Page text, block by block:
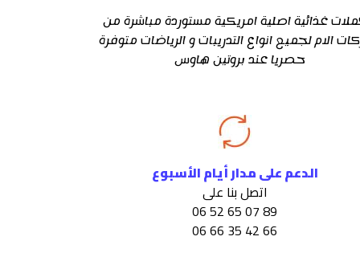
غذائية اصلية امريكية مستوردة مباشرة من
الام لجميع انواع التدريبات و الرياضات متوفرة
حصريا عند بروتين هاوس
الدعم على مدار أيام الأسبوع
اتصل بنا على
89 07 65 52 06
66 42 35 66 06